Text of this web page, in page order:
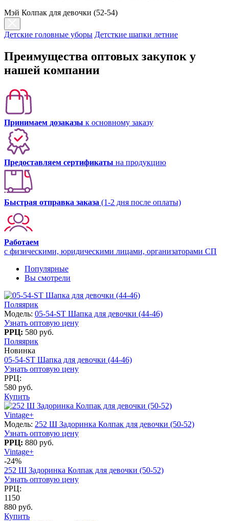
Мэй Колпак для девочки (52-54)
Детские головные уборы Детсткие шапки летние
Преимущества оптовых закупок у
нашей компании
Принимаем дозаказы к основному заказу
Предоставляем сертификаты на продукцию
Быстрая отправка заказа (1-2 дня после оплаты)
Работаем
с физическими, юридическими лицами, организаторами СП
Популярные
Вы смотрели
Поляярик
Модель: 05-54-ST Шапка для девочки (44-46)
Узнать оптовую цену
РРЦ: 580 руб.
Поляярик
Новинка
05-54-ST Шапка для девочки (44-46)
Узнать оптовую цену
РРЦ:
580 руб.
Купить
Vintage+
Модель: 252 Ш Задоринка Колпак для девочки (50-52)
Узнать оптовую цену
РРЦ: 880 руб.
Vintage+
-24%
252 Ш Задоринка Колпак для девочки (50-52)
Узнать оптовую цену
РРЦ:
1150
880 руб.
Купить